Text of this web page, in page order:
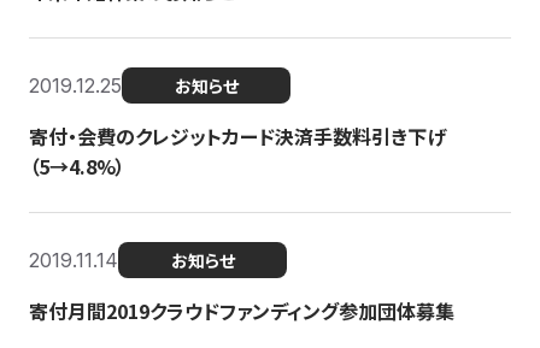
2019.12.25 お知らせ
寄付・会費のクレジットカード決済手数料引き下げ
（5→4.8%）
2019.11.14 お知らせ
寄付月間2019クラウドファンディング参加団体募集